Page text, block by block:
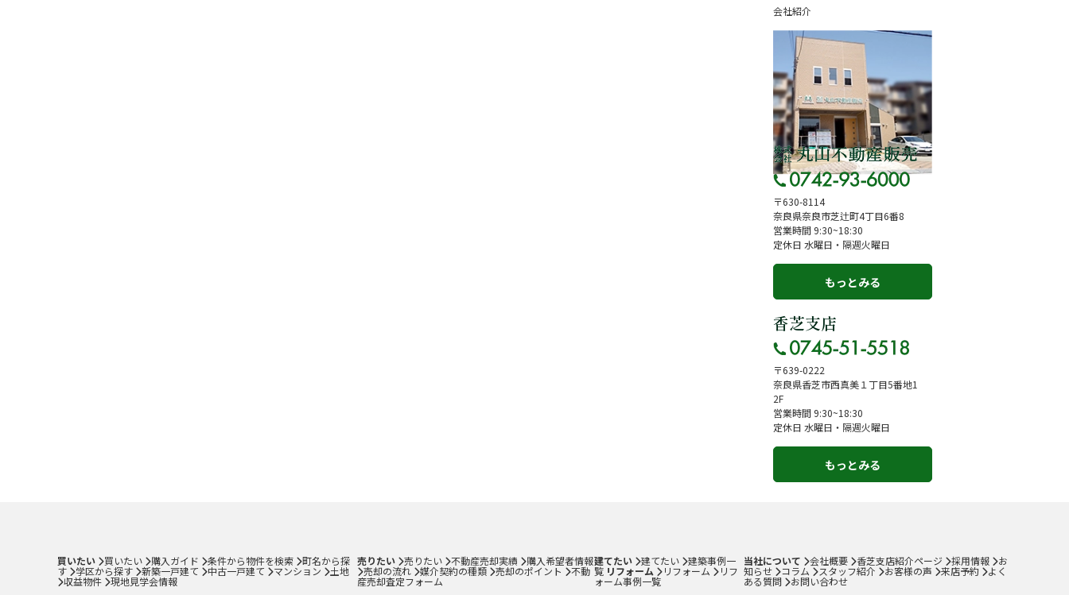
スタッフ紹介
お客様の声
来店予約
よくある質問
サイトマップ
お問い合わせ
会社紹介
〒630-8114
奈良県奈良市芝辻町4丁目6番8
営業時間 9:30~18:30
定休日 水曜日・隔週火曜日
もっとみる
香芝支店
〒639-0222
奈良県香芝市西真美１丁目5番地1
2F
営業時間 9:30~18:30
定休日 水曜日・隔週火曜日
もっとみる
買いたい 買いたい 購入ガイド 条件から物件を検索 町名から探
す 学区から探す 新築一戸建て 中古一戸建て マンション 土地
収益物件 現地見学会情報
売りたい 売りたい 不動産売却実績 購入希望者情報
売却の流れ 媒介契約の種類 売却のポイント 不動
産売却査定フォーム
建てたい 建てたい 建築事例一
覧 リフォーム リフォーム リフ
ォーム事例一覧
当社について 会社概要 香芝支店紹介ページ 採用情報 お
知らせ コラム スタッフ紹介 お客様の声 来店予約 よく
ある質問 お問い合わせ